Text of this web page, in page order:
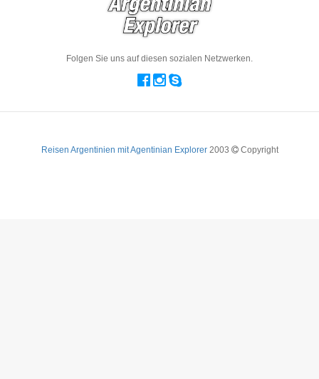
Folgen Sie uns auf diesen sozialen Netzwerken.
Reisen Argentinien mit Agentinian Explorer2003 Copyright